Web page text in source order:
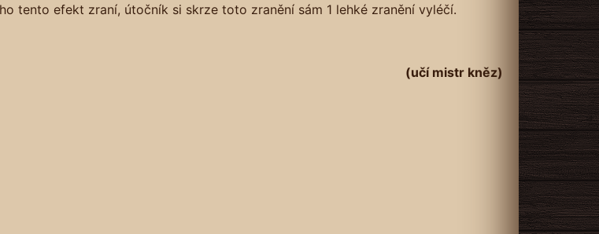
tento efekt zraní, útočník si skrze toto zranění sám 1 lehké zranění vyléčí.
(učí mistr kněz)